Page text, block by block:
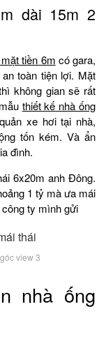
dài 15m 2
tiền 6m có gara,
toàn tiện lợi. Mặt
không gian sẽ rất
thiết kế nhà ống
xe hơi tại nhà,
tốn kém. Và ẩn
đình.
6x20m anh Đông.
1 tỷ mà ưa mái
ty mình gửi
view 3
nhà ống